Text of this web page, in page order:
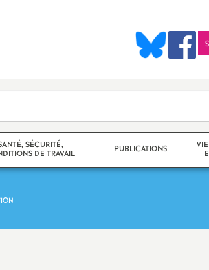
SÉCURITÉ,
DE TRAVAIL
PUBLICATIONS